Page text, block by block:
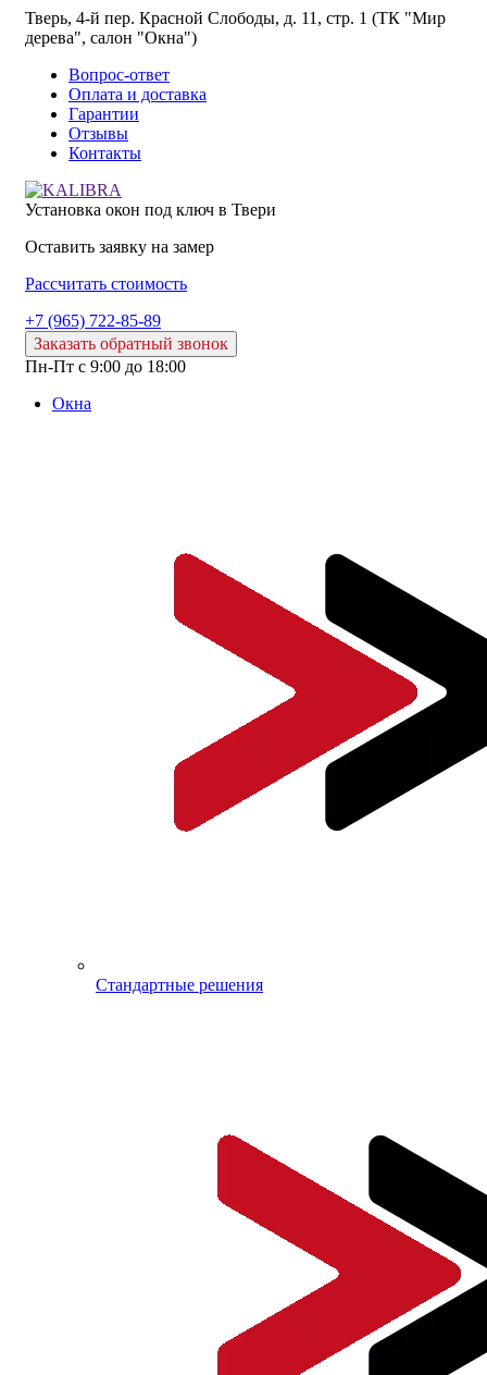
Тверь, 4-й пер. Красной Слободы, д. 11, стр. 1 (ТК "Мир
дерева", салон "Окна")
Вопрос-ответ
Оплата и доставка
Гарантии
Отзывы
Контакты
Установка окон под ключ в Твери
Оставить заявку на замер
Расcчитать стоимость
+7 (965) 722-85-89
Заказать обратный звонок
Пн-Пт с 9:00 до 18:00
Окна
Стандартные решения